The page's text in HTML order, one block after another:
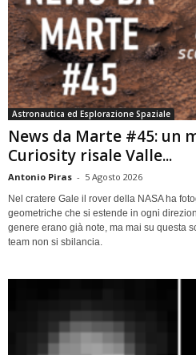
Astronautica ed Esplorazione Spaziale
News da Marte #45: un
Curiosity risale Valle...
Antonio Piras - 5 Agosto 2026
Nel cratere Gale il rover della NASA ha
geometriche che si estende in ogni
genere erano già note, ma mai su questa
team non si sbilancia.